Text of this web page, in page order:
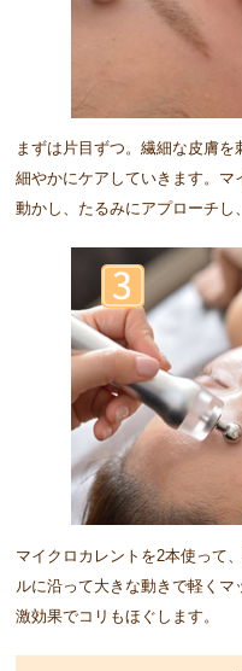
まずは片目ずつ。繊細な皮膚
細やかにケアしていきます。
動かし、たるみにアプローチし
マイクロカレントを2本使って
ルに沿って大きな動きで軽くマ
激効果でコリもほぐします。